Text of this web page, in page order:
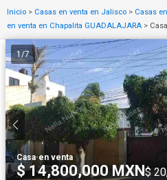
Inicio > Casas en venta en Jalisco > Casas
en venta en Chapalita GUADALAJARA >
1/7
Casa·en venta
$ 14,800,000 MXN$